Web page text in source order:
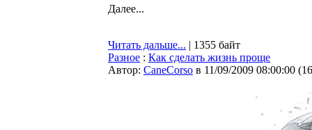
Далее...
Читать дальше... | 1355 байт
Разное : Как сделать жизнь проще
Автор: CaneCorso в 11/09/2009 08:00:00 (